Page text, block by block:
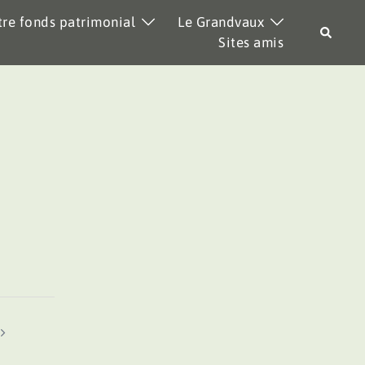
fonds patrimonial
Le Grandvaux
Sites amis